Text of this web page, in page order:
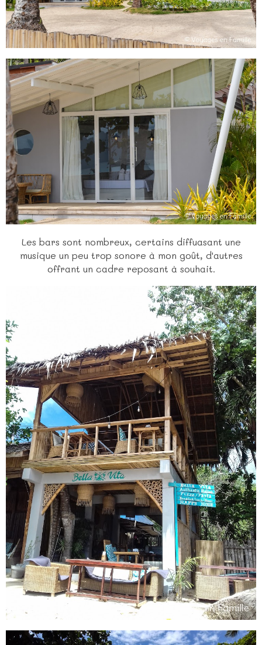
Les bars sont nombreux, certains diffuasant une
musique un peu trop sonore à mon goût, d'autres
offrant un cadre reposant à souhait.